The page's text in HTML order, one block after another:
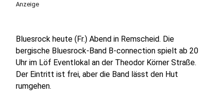
Anzeige
Bluesrock heute (Fr.) Abend in Remscheid. Die
bergische Bluesrock-Band B-connection spielt ab 20
Uhr im Löf Eventlokal an der Theodor Körner Straße.
Der Eintritt ist frei, aber die Band lässt den Hut
rumgehen.